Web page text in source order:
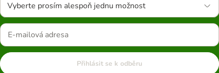
Vyberte prosím alespoň jednu možnost
Přihlásit se k odběru